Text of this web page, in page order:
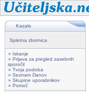
Kazalo
Spletna zbornica
» Iskanje
» Prijava za pregled zasebnih
sporočil
» Tvoja podoba
» Seznam članov
» Skupine uporabnikov
» Pomoč